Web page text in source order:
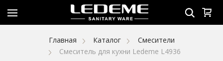
Главная Каталог
Смесители
Смеситель для кухни Ledeme L4936